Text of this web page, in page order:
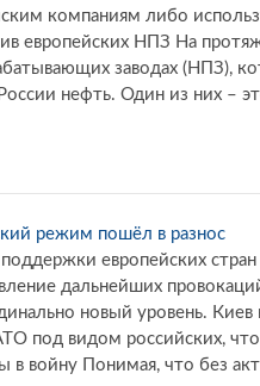
компаниям либо
европейских НПЗ На
заводах (НПЗ),
нефть. Один из них –
режим пошёл в разнос
европейских
дальнейших
новый уровень. Киев
под видом российских,
в войну Понимая, что без